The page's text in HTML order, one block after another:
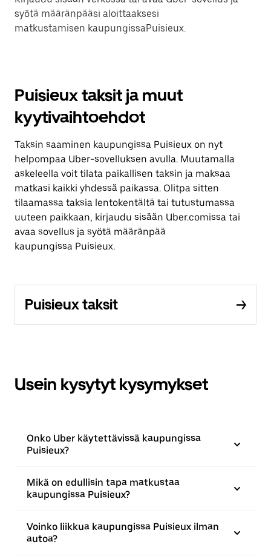
syötä määränpääsi aloittaaksesi
matkustamisen kaupungissaPuisieux.
Puisieux taksit ja muut
kyytivaihtoehdot
Taksin saaminen kaupungissa Puisieux on nyt
helpompaa Uber-sovelluksen avulla. Muutamalla
askeleella voit tilata paikallisen taksin ja maksaa
matkasi kaikki yhdessä paikassa. Olitpa sitten
tilaamassa taksia lentokentältä tai tutustumassa
uuteen paikkaan, kirjaudu sisään Uber.comissa tai
avaa sovellus ja syötä määränpää
kaupungissa Puisieux.
Puisieux taksit
Usein kysytyt kysymykset
Onko Uber käytettävissä kaupungissa
Puisieux?
Mikä on edullisin tapa matkustaa
kaupungissa Puisieux?
Voinko liikkua kaupungissa Puisieux ilman
autoa?